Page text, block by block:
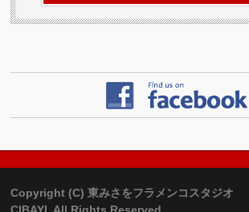
Copyright (C) 東みさをフラメンコスタジオ